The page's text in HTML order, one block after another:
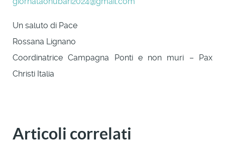
Un saluto di Pace
Rossana Lignano
Coordinatrice Campagna Ponti e non muri – Pax
Christi Italia
Articoli correlati